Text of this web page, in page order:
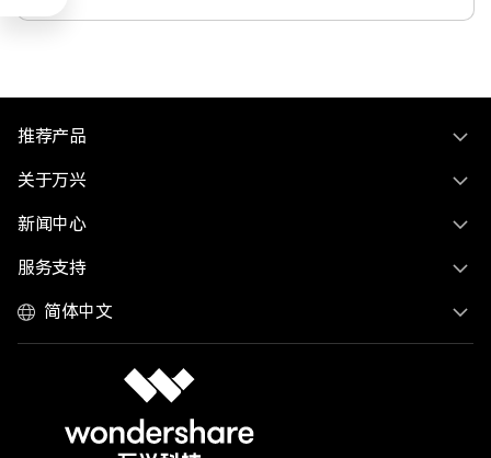
推荐产品
关于万兴
新闻中心
服务支持
简体中文